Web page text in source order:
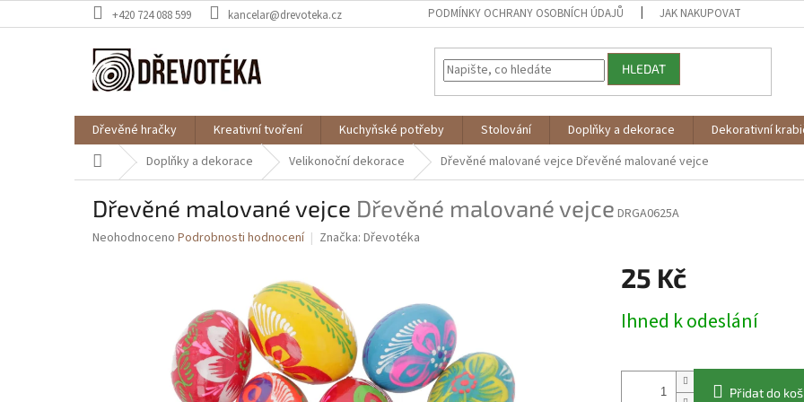
na
+420 724 088 599 kancelar@drevoteka.cz PODMÍNKY OCHRANY OSOBNÍCH ÚDAJŮ JAK NAKUPOVAT
HLEDAT
Dřevěné hračky Kreativní tvoření Kuchyňské potřeby Stolování Doplňky a dekorace Dekorativní
Domů Doplňky a dekorace Velikonoční dekorace Dřevěné malované vejce Dřevěné malované vejce
Dřevěné malované vejce Dřevěné malované vejce DRGA0625A
Průměrné
Neohodnoceno Podrobnosti hodnocení Značka: Dřevotéka
25 Kč
cena:
Ihned k odeslání
Přidat do